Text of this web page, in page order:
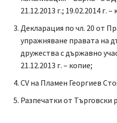
21.12.2013 г.; 19.02.2014 г. –
Декларация по чл. 20 от
упражняване правата на
дружества с държавно
21.12.2013 г. – копие;
CV на Пламен Георгиев
Разпечатки от Търговски